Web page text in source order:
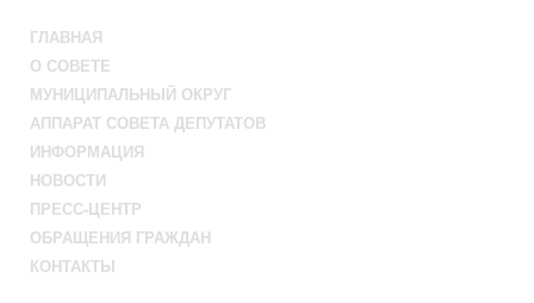
ГЛАВНАЯ
О СОВЕТЕ
МУНИЦИПАЛЬНЫЙ ОКРУГ
АППАРАТ СОВЕТА ДЕПУТАТОВ
ИНФОРМАЦИЯ
НОВОСТИ
ПРЕСС-ЦЕНТР
ОБРАЩЕНИЯ ГРАЖДАН
КОНТАКТЫ